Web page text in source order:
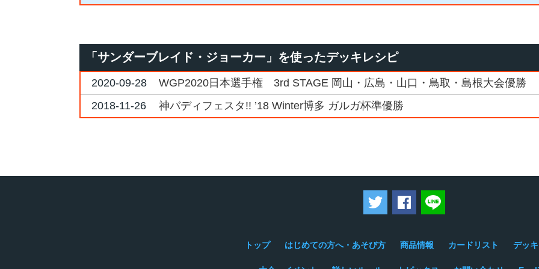
「サンダーブレイド・ジョーカー」を使ったデッキレシピ
2020-09-28
WGP2020日本選手権 3rd STAGE 岡山・広島・山口・鳥取・島根大会優勝
2018-11-26
神バディフェスタ!! ’18 Winter博多 ガルガ杯準優勝
ツイートするFacebookでシェアする
トップ はじめての方へ・あそび方 商品情報 カードリスト デッ